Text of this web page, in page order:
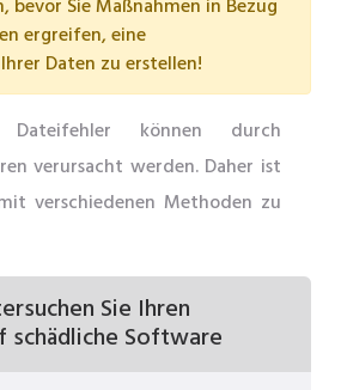
bevor Sie Maßnahmen in Bezug
ergreifen, eine
Daten zu erstellen!
Dateifehler können durch
verursacht werden. Daher ist
verschiedenen Methoden zu
Sie Ihren
schädliche Software